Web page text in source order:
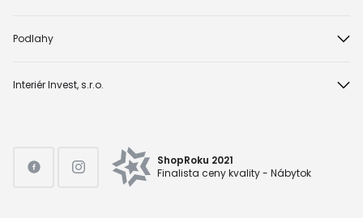
Podlahy
Interiér Invest, s.r.o.
ShopRoku 2021
Finalista ceny kvality - Nábytok